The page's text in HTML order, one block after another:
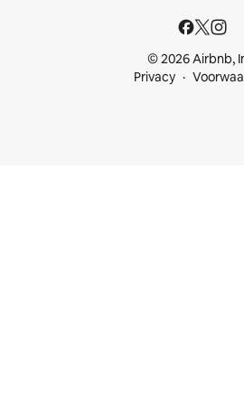
© 2026 Airbnb,
Privacy